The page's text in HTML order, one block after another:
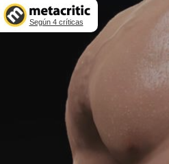
Según 4 críticas